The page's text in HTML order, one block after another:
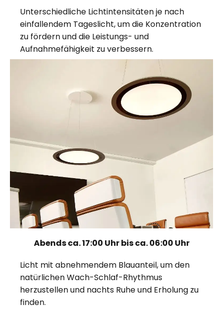
Unterschiedliche Lichtintensitäten je nach
einfallendem Tageslicht, um die Konzentration
zu fördern und die Leistungs- und
Aufnahmefähigkeit zu verbessern.
Abends ca. 17:00 Uhr bis ca. 06:00 Uhr
Licht mit abnehmendem Blauanteil, um den
natürlichen Wach-Schlaf-Rhythmus
herzustellen und nachts Ruhe und Erholung zu
finden.